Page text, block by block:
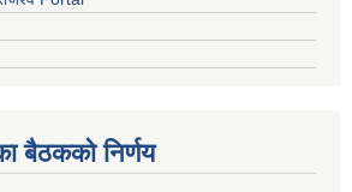
बैठकको निर्णय